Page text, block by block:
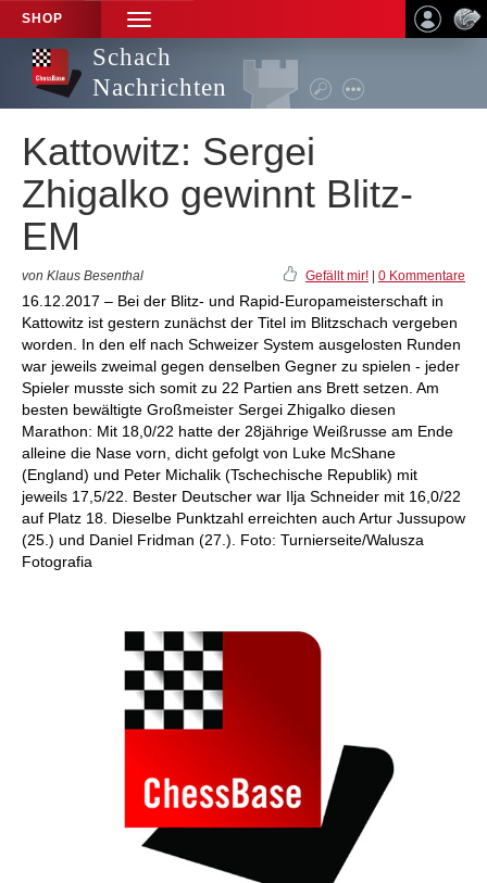
SHOP
TOGGLE
NAVIGATION
Schach
Nachrichten
Kattowitz: Sergei
Zhigalko gewinnt Blitz-
EM
von Klaus Besenthal Gefällt mir! 0 Kommentare
16.12.2017 – Bei der Blitz- und Rapid-Europameisterschaft in
Kattowitz ist gestern zunächst der Titel im Blitzschach vergeben
worden. In den elf nach Schweizer System ausgelosten Runden
war jeweils zweimal gegen denselben Gegner zu spielen - jeder
Spieler musste sich somit zu 22 Partien ans Brett setzen. Am
besten bewältigte Großmeister Sergei Zhigalko diesen
Marathon: Mit 18,0/22 hatte der 28jährige Weißrusse am Ende
alleine die Nase vorn, dicht gefolgt von Luke McShane
(England) und Peter Michalik (Tschechische Republik) mit
jeweils 17,5/22. Bester Deutscher war Ilja Schneider mit 16,0/22
auf Platz 18. Dieselbe Punktzahl erreichten auch Artur Jussupow
(25.) und Daniel Fridman (27.). Foto: Turnierseite/Walusza
Fotografia